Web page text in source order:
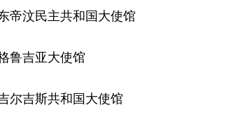
帝汶民主共和国大使馆
鲁吉亚大使馆
尔吉斯共和国大使馆